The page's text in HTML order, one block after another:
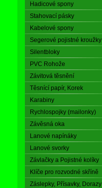
Hadicové spony
Stahovací pásky
Kabelové spony
Segerové pojistné kroužky
Silentbloky
PVC Rohože
Závitová těsnění
Těsnící papír, Korek
Karabiny
Rychlospojky (mailonky)
Závěsná oka
Lanové napínáky
Lanové svorky
Závlačky a Pojistné kolíky
Klíče pro rozvodné skříně
Záslepky, Přísavky, Dorazy